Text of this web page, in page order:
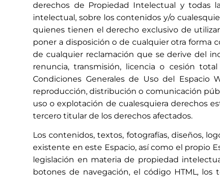
derechos de Propiedad Intelectual y todas
intelectual, sobre los contenidos y/o
quienes tienen el derecho exclusivo de
poner a disposición o de cualquier otra
de cualquier reclamación que se derive del
renuncia, transmisión, licencia o cesión
Condiciones Generales de Uso del Espacio
reproducción, distribución o comunicación
uso o explotación de cualesquiera derechos
tercero titular de los derechos afectados.
Los contenidos, textos, fotografías, diseños,
existente en este Espacio, así como el propio
legislación en materia de propiedad
botones de navegación, el código HTML,